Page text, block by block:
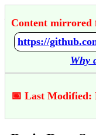
Content mirrored
Why
📅 Last Modified: